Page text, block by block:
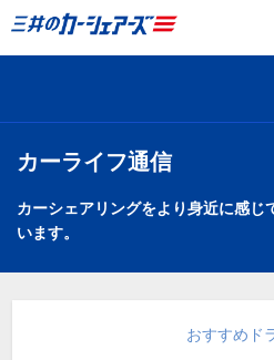
カーライフ通信
カーシェアリングをより身近に感じ
います。
おすすめド